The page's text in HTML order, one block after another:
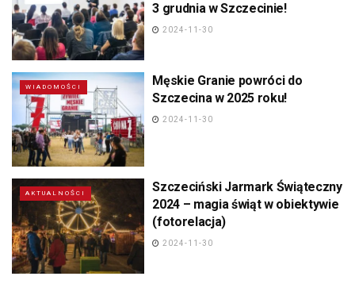
3 grudnia w Szczecinie!
2024-11-30
WIADOMOŚCI
Męskie Granie powróci do
Szczecina w 2025 roku!
2024-11-30
AKTUALNOŚCI
Szczeciński Jarmark Świąteczny
2024 – magia świąt w obiektywie
(fotorelacja)
2024-11-30